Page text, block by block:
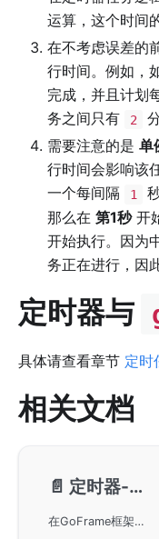
运算，这个时间
在不考虑误差的
行时间。例如，
完成，并且计划
务之间只有
2
需要注意的是 单
行时间会影响该
一个每间隔
1
那么在 第1秒开
开始执行。因为
务正在进行，因
定时器与
具体请查看章节 定
相关文档
📄️ 定时器-基本使用
在GoFrame框架中使用定时器组件，包括基本使用、单例任务、延迟任务以及通过SetTimeout和SetInterval方法进行定时操作。详细讲解了这些定时任务的实现方式和执行结果，并展示了如何使用Exit方法退出定时任务。